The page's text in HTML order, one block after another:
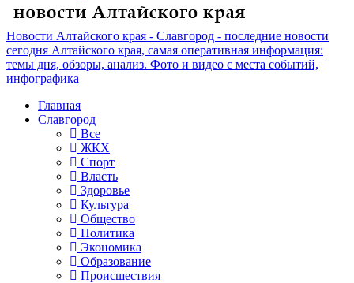
Новости Алтайского края - Славгород - последние новости
сегодня Алтайского края, самая оперативная информация:
темы дня, обзоры, анализ. Фото и видео с места событий,
инфографика
Главная
Славгород
Все
ЖКХ
Спорт
Власть
Здоровье
Культура
Общество
Политика
Экономика
Образование
Происшествия